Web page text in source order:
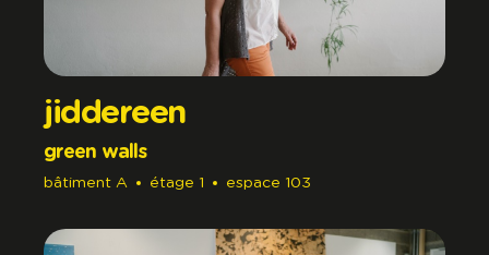
jiddereen
green walls
bâtiment A étage 1 espace 103